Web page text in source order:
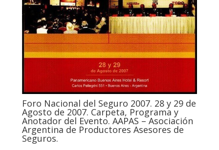
Foro Nacional del Seguro 2007. 28 y 29 de
Agosto de 2007. Carpeta, Programa y
Anotador del Evento. AAPAS – Asociación
Argentina de Productores Asesores de
Seguros.